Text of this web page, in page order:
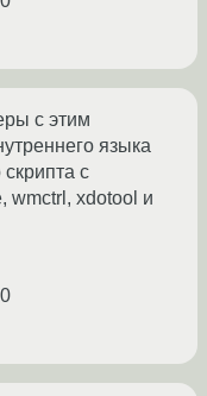
с этим
языка
с
wmctrl, xdotool и